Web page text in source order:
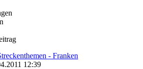
- Franken
12:39